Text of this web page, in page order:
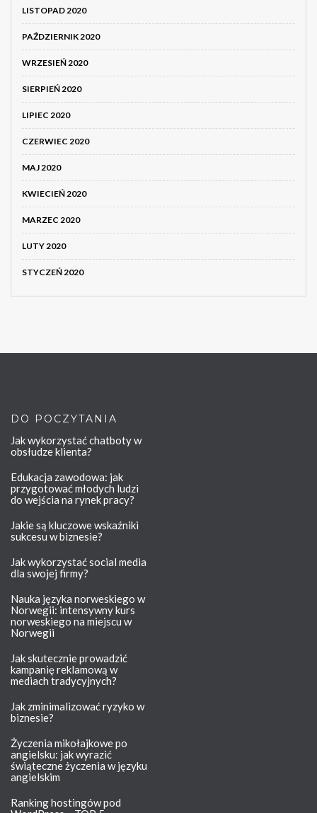
LISTOPAD 2020
PAŹDZIERNIK 2020
WRZESIEŃ 2020
SIERPIEŃ 2020
LIPIEC 2020
CZERWIEC 2020
MAJ 2020
KWIECIEŃ 2020
MARZEC 2020
LUTY 2020
STYCZEŃ 2020
DO POCZYTANIA
Jak wykorzystać chatboty w
obsłudze klienta?
Edukacja zawodowa: jak
przygotować młodych ludzi
do wejścia na rynek pracy?
Jakie są kluczowe wskaźniki
sukcesu w biznesie?
Jak wykorzystać social media
dla swojej firmy?
Nauka języka norweskiego w
Norwegii: intensywny kurs
norweskiego na miejscu w
Norwegii
Jak skutecznie prowadzić
kampanię reklamową w
mediach tradycyjnych?
Jak zminimalizować ryzyko w
biznesie?
Życzenia mikołajkowe po
angielsku: jak wyrazić
świąteczne życzenia w języku
angielskim
Ranking hostingów pod